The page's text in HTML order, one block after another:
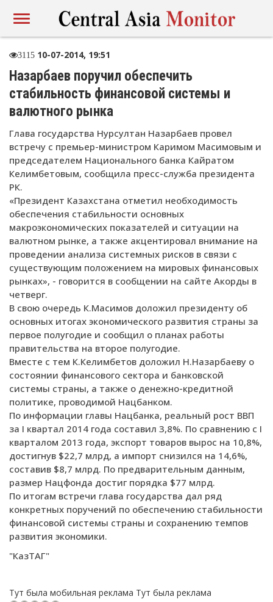
3115 10-07-2014, 19:51
Назарбаев поручил обеспечить
стабильность финансовой системы и
валютного рынка
Глава государства Нурсултан Назарбаев провел
встречу с премьер-министром Каримом Масимовым и
председателем Национального банка Кайратом
Келимбетовым, сообщила пресс-служба президента
РК.
«Президент Казахстана отметил необходимость
обеспечения стабильности основных
макроэкономических показателей и ситуации на
валютном рынке, а также акцентировал внимание на
проведении анализа системных рисков в связи с
существующим положением на мировых финансовых
рынках», - говорится в сообщении на сайте Акорды в
четверг.
В свою очередь К.Масимов доложил президенту об
основных итогах экономического развития страны за
первое полугодие и сообщил о планах работы
правительства на второе полугодие.
Вместе с тем К.Келимбетов доложил Н.Назарбаеву о
состоянии финансового сектора и банковской
системы страны, а также о денежно-кредитной
политике, проводимой Нацбанком.
По информации главы Нацбанка, реальный рост ВВП
за I квартал 2014 года составил 3,8%. По сравнению с I
кварталом 2013 года, экспорт товаров вырос на 10,8%,
достигнув $22,7 млрд, а импорт снизился на 14,6%,
составив $8,7 млрд. По предварительным данным,
размер Нацфонда достиг порядка $77 млрд.
По итогам встречи глава государства дал ряд
конкретных поручений по обеспечению стабильности
финансовой системы страны и сохранению темпов
развития экономики.
"КазТАГ"
Тут была мобильная реклама Тут была реклама